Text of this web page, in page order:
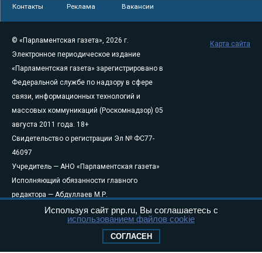
Контакты Реклама Вакансии
© «Парламентская газета», 2026 г.
Электронное периодическое издание
«Парламентская газета» зарегистрировано в
Федеральной службе по надзору в сфере
связи, информационных технологий и
массовых коммуникаций (Роскомнадзор) 05
августа 2011 года. 18+
Свидетельство о регистрации Эл № ФС77-
46097
Учредитель — АНО «Парламентская газета»
Исполняющий обязанности главного
редактора — Абдуллаев М.Р.
Тел.: +7 (495) 637–69–79 E-mail:pg@pnp.ru
Федерального Собрания РФ. Издается с 1997 года. Учредители
Карта сайта
Используя сайт pnp.ru, Вы соглашаетесь с
использованием файлов cookie
СОГЛАСЕН